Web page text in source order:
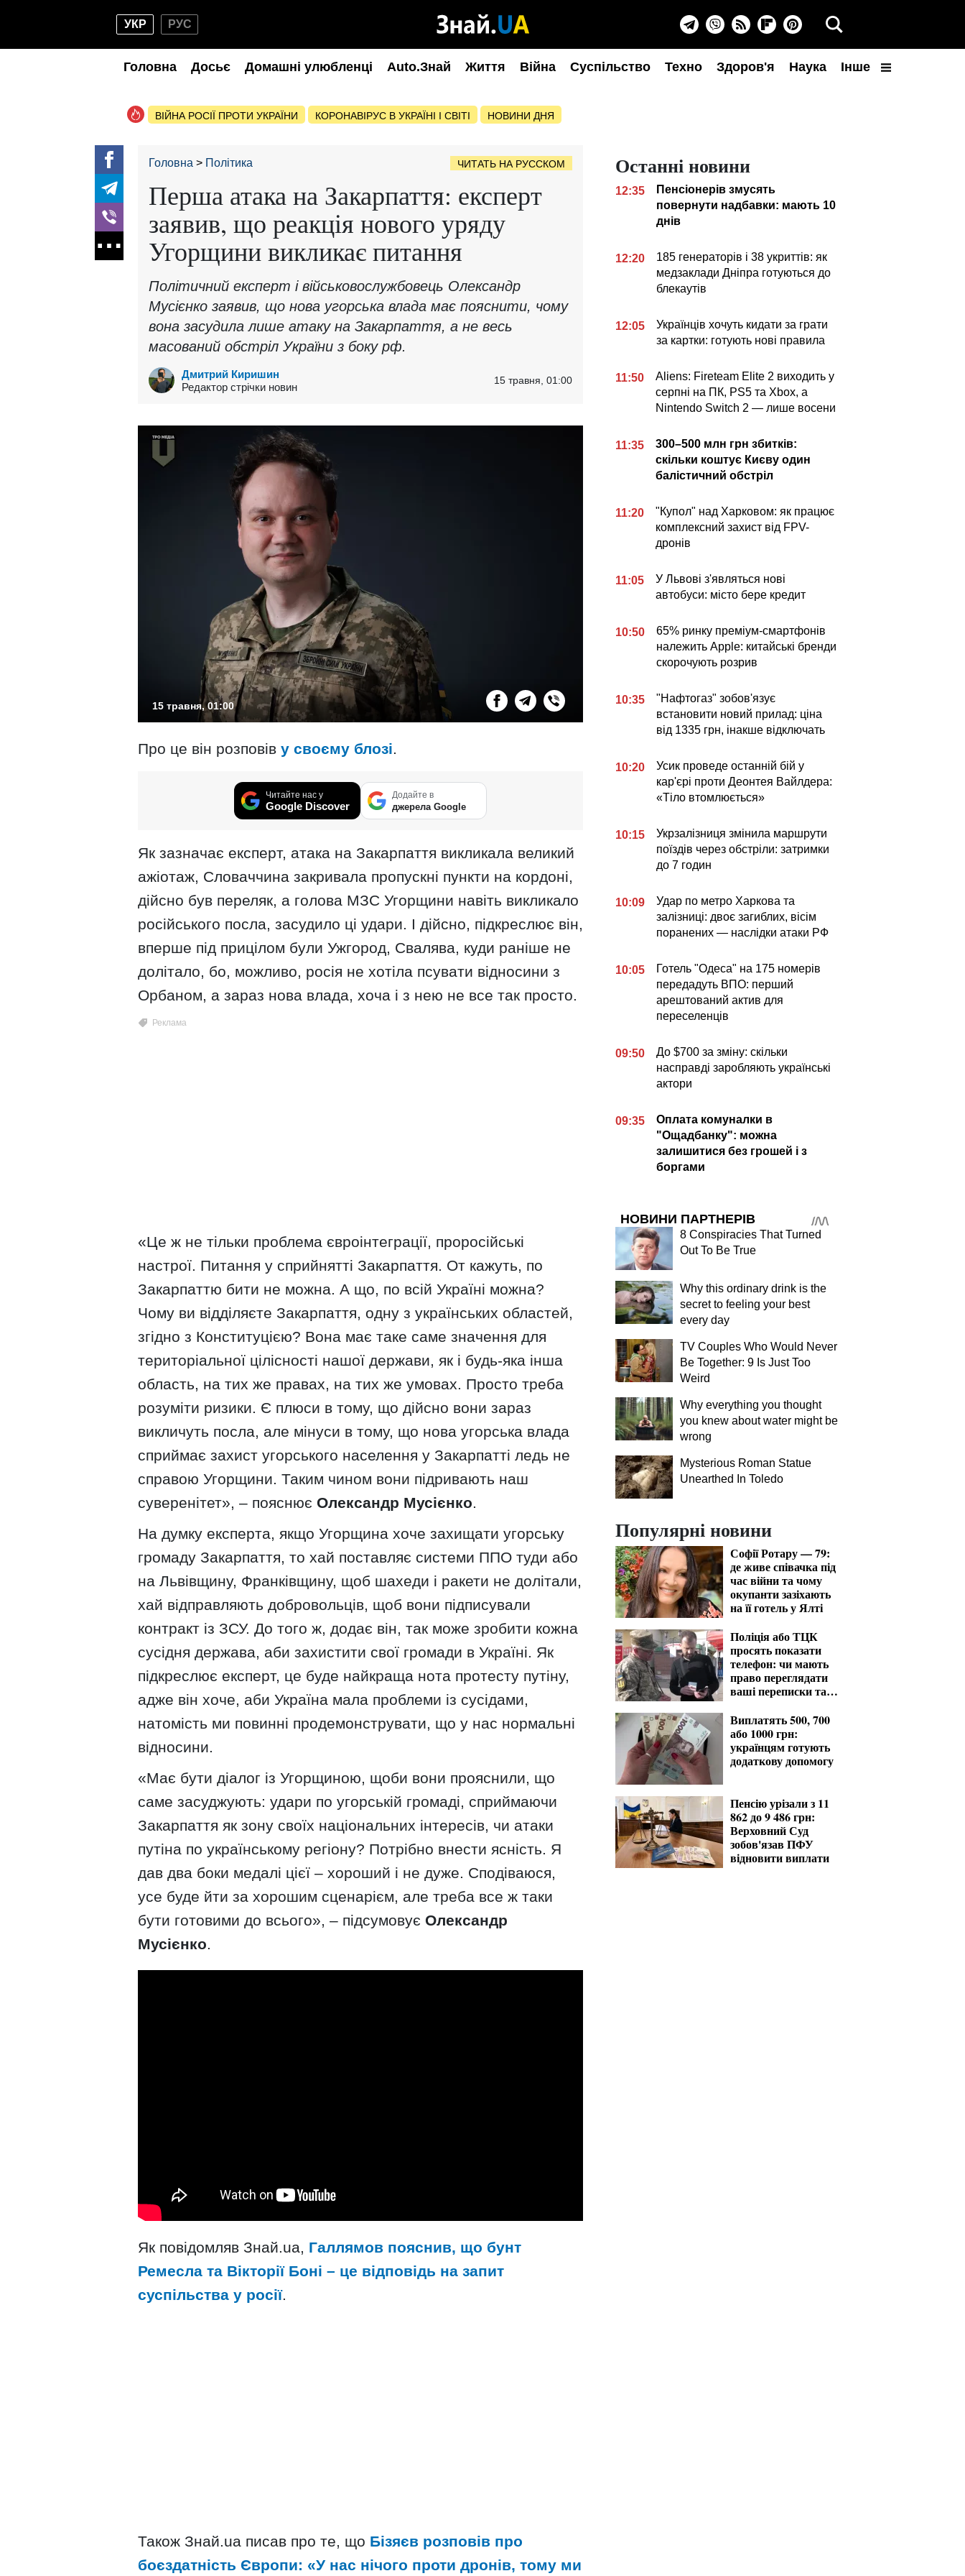
УКР РУС
Головна Досьє Домашні улюбленці Auto.Знай Життя Війна Суспільство Техно Здоров'я Наука Інше
ВІЙНА РОСІЇ ПРОТИ УКРАЇНИ КОРОНАВІРУС В УКРАЇНІ І СВІТІ НОВИНИ ДНЯ
Головна Політика ЧИТАТЬ НА РУССКОМ
Перша атака на Закарпаття: експерт
заявив, що реакція нового уряду
Угорщини викликає питання
Політичний експерт і військовослужбовець Олександр
Мусієнко заявив, що нова угорська влада має пояснити, чому
вона засудила лише атаку на Закарпаття, а не весь
масований обстріл України з боку рф.
Дмитрий Киришин
Редактор стрічки новин
15 травня, 01:00
15 травня, 01:00
Про це він розповів у своєму блозі.
Читайте нас у
Google Discover
Додайте в
джерела Google
Як зазначає експерт, атака на Закарпаття викликала великий
ажіотаж, Словаччина закривала пропускні пункти на кордоні,
дійсно був переляк, а голова МЗС Угорщини навіть викликало
російського посла, засудило ці удари. І дійсно, підкреслює він,
вперше під прицілом були Ужгород, Свалява, куди раніше не
долітало, бо, можливо, росія не хотіла псувати відносини з
Орбаном, а зараз нова влада, хоча і з нею не все так просто.
«Це ж не тільки проблема євроінтеграції, проросійські
настрої. Питання у сприйнятті Закарпаття. От кажуть, по
Закарпаттю бити не можна. А що, по всій Україні можна?
Чому ви відділяєте Закарпаття, одну з українських областей,
згідно з Конституцією? Вона має таке саме значення для
територіальної цілісності нашої держави, як і будь-яка інша
область, на тих же правах, на тих же умовах. Просто треба
розуміти ризики. Є плюси в тому, що дійсно вони зараз
викличуть посла, але мінуси в тому, що нова угорська влада
сприймає захист угорського населення у Закарпатті ледь не
справою Угорщини. Таким чином вони підривають наш
суверенітет», – пояснює Олександр Мусієнко.
На думку експерта, якщо Угорщина хоче захищати угорську
громаду Закарпаття, то хай поставляє системи ППО туди або
на Львівщину, Франківщину, щоб шахеди і ракети не долітали,
хай відправляють добровольців, щоб вони підписували
контракт із ЗСУ. До того ж, додає він, так може зробити кожна
сусідня держава, аби захистити свої громади в Україні. Як
підкреслює експерт, це буде найкраща нота протесту путіну,
адже він хоче, аби Україна мала проблеми із сусідами,
натомість ми повинні продемонструвати, що у нас нормальні
відносини.
«Має бути діалог із Угорщиною, щоби вони прояснили, що
саме засуджують: удари по угорській громаді, сприймаючи
Закарпаття як зону своїх національних інтересів, чи атаки
путіна по українському регіону? Потрібно внести ясність. Я
дав два боки медалі цієї – хороший і не дуже. Сподіваюся,
усе буде йти за хорошим сценарієм, але треба все ж таки
бути готовими до всього», – підсумовує Олександр
Мусієнко.
Як повідомляв Знай.ua, Галлямов пояснив, що бунт
Ремесла та Вікторії Боні – це відповідь на запит
суспільства у росії.
Також Знай.ua писав про те, що Бізяєв розповів про
боєздатність Європи: «У нас нічого проти дронів, тому ми
Останні новини
12:35
Пенсіонерів змусять
повернути надбавки: мають 10
днів
12:20
185 генераторів і 38 укриттів: як
медзаклади Дніпра готуються до
блекаутів
12:05
Українців хочуть кидати за грати
за картки: готують нові правила
11:50
Aliens: Fireteam Elite 2 виходить у
серпні на ПК, PS5 та Xbox, а
Nintendo Switch 2 — лише восени
11:35
300–500 млн грн збитків:
скільки коштує Києву один
балістичний обстріл
11:20
"Купол" над Харковом: як працює
комплексний захист від FPV-
дронів
11:05
У Львові з'являться нові
автобуси: місто бере кредит
10:50
65% ринку преміум-смартфонів
належить Apple: китайські бренди
скорочують розрив
10:35
"Нафтогаз" зобов'язує
встановити новий прилад: ціна
від 1335 грн, інакше відключать
10:20
Усик проведе останній бій у
кар'єрі проти Деонтея Вайлдера:
«Тіло втомлюється»
10:15
Укрзалізниця змінила маршрути
поїздів через обстріли: затримки
до 7 годин
10:09
Удар по метро Харкова та
залізниці: двоє загиблих, вісім
поранених — наслідки атаки РФ
10:05
Готель "Одеса" на 175 номерів
передадуть ВПО: перший
арештований актив для
переселенців
09:50
До $700 за зміну: скільки
насправді заробляють українські
актори
09:35
Оплата комуналки в
"Ощадбанку": можна
залишитися без грошей і з
боргами
НОВИНИ ПАРТНЕРІВ
8 Conspiracies That Turned
Out To Be True
Why this ordinary drink is the
secret to feeling your best
every day
TV Couples Who Would Never
Be Together: 9 Is Just Too
Weird
Why everything you thought
you knew about water might be
wrong
Mysterious Roman Statue
Unearthed In Toledo
Популярні новини
Софії Ротару — 79:
де живе співачка під
час війни та чому
окупанти зазіхають
на її готель у Ялті
Поліція або ТЦК
просять показати
телефон: чи мають
право переглядати
ваші переписки та
Виплатять 500, 700
або 1000 грн:
українцям готують
додаткову допомогу
Пенсію урізали з 11
862 до 9 486 грн:
Верховний Суд
зобов'язав ПФУ
відновити виплати